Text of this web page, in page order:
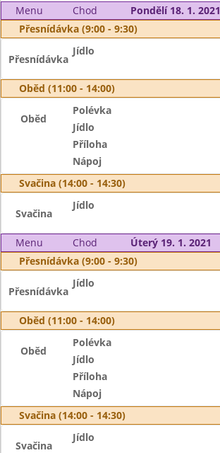
Menu Chod
Pondělí 18. 1. 2021
Přesnídávka (9:00 - 9:30)
Přesnídávka
Jídlo
Oběd (11:00 - 14:00)
Oběd
Polévka
Jídlo
Příloha
Nápoj
Svačina (14:00 - 14:30)
Svačina
Jídlo
Menu Chod
Úterý 19. 1. 2021
Přesnídávka (9:00 - 9:30)
Přesnídávka
Jídlo
Oběd (11:00 - 14:00)
Oběd
Polévka
Jídlo
Příloha
Nápoj
Svačina (14:00 - 14:30)
Svačina
Jídlo